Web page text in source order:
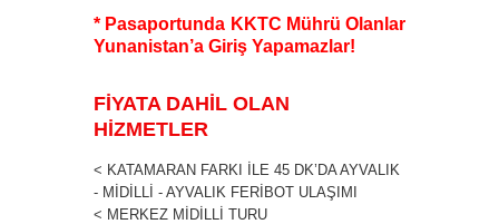
* Pasaportunda KKTC Mührü Olanlar
Yunanistan’a Giriş Yapamazlar!
FİYATA DAHİL OLAN
HİZMETLER
< KATAMARAN FARKI İLE 45 DK’DA AYVALIK
- MİDİLLİ - AYVALIK FERİBOT ULAŞIMI
< MERKEZ MİDİLLİ TURU